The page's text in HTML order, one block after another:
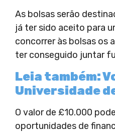
As bolsas serão
já ter sido aceito para
concorrer às bolsas os
ter conseguido juntar
Leia também:
Universidade
O valor de £10.000
oportunidades de